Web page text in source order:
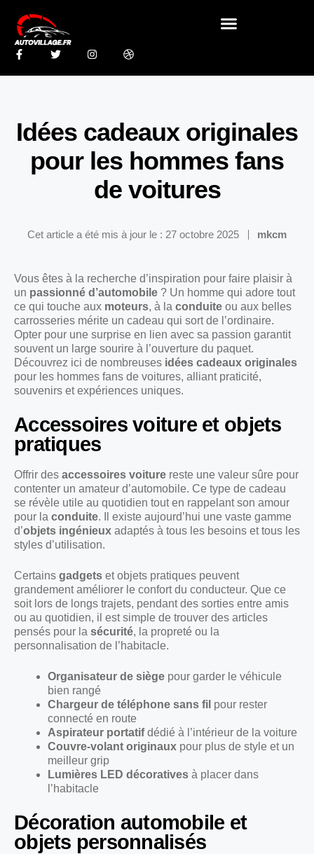
Idées cadeaux originales
pour les hommes fans
de voitures
Cet article a été mis à jour le : 27 octobre 2025 mkcm
Vous êtes à la recherche d’inspiration pour faire plaisir à
un passionné d’automobile ? Un homme qui adore tout
ce qui touche aux moteurs, à la conduite ou aux belles
carrosseries mérite un cadeau qui sort de l’ordinaire.
Opter pour une surprise en lien avec sa passion garantit
souvent un large sourire à l’ouverture du paquet.
Découvrez ici de nombreuses idées cadeaux originales
pour les hommes fans de voitures, alliant praticité,
souvenirs et expériences uniques.
Accessoires voiture et objets
pratiques
Offrir des accessoires voiture reste une valeur sûre pour
contenter un amateur d’automobile. Ce type de cadeau
se révèle utile au quotidien tout en rappelant son amour
pour la conduite. Il existe aujourd’hui une vaste gamme
d’objets ingénieux adaptés à tous les besoins et tous les
styles d’utilisation.
Certains gadgets et objets pratiques peuvent
grandement améliorer le confort du conducteur. Que ce
soit lors de longs trajets, pendant des sorties entre amis
ou au quotidien, il est simple de trouver des articles
pensés pour la sécurité, la propreté ou la
personnalisation de l’habitacle.
Organisateur de siège pour garder le véhicule
bien rangé
Chargeur de téléphone sans fil pour rester
connecté en route
Aspirateur portatifdédié à l’intérieur de la voiture
Couvre-volant originaux pour plus de style et un
meilleur grip
Lumières LED décoratives à placer dans
l’habitacle
Décoration automobile et
objets personnalisés